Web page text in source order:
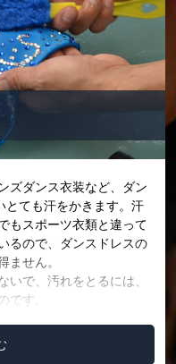
ズダンス衣装など、ダン
とても汗をかきます。汗
もスポーツ衣類と違って
るので、ダンスドレスの
ません。
いで、汚れをとるには、
です。